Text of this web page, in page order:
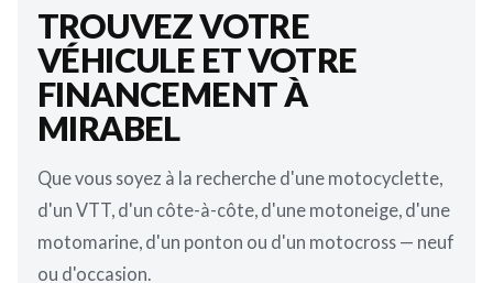
TROUVEZ VOTRE
VÉHICULE ET VOTRE
FINANCEMENT À
MIRABEL
Que vous soyez à la recherche d'une motocyclette,
d'un VTT, d'un côte-à-côte, d'une motoneige, d'une
motomarine, d'un ponton ou d'un motocross — neuf
ou d'occasion.